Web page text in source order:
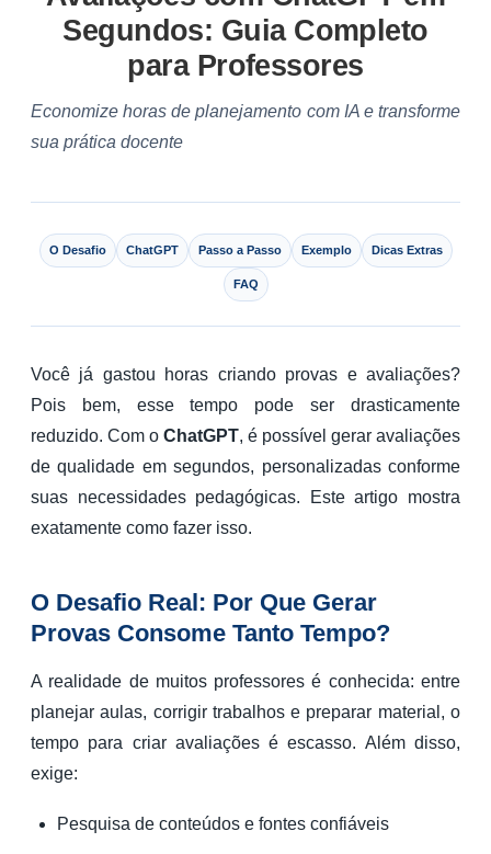
Segundos: Guia Completo
para Professores
Economize horas de planejamento com IA e transforme
sua prática docente
O Desafio ChatGPT Passo a Passo Exemplo Dicas Extras
FAQ
Você já gastou horas criando provas e avaliações?
Pois bem, esse tempo pode ser drasticamente
reduzido. Com o ChatGPT, é possível gerar avaliações
de qualidade em segundos, personalizadas conforme
suas necessidades pedagógicas. Este artigo mostra
exatamente como fazer isso.
O Desafio Real: Por Que Gerar
Provas Consome Tanto Tempo?
A realidade de muitos professores é conhecida: entre
planejar aulas, corrigir trabalhos e preparar material, o
tempo para criar avaliações é escasso. Além disso,
exige:
Pesquisa de conteúdos e fontes confiáveis